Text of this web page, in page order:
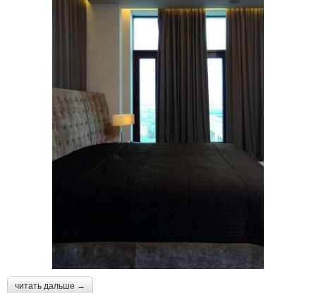
читать дальше →